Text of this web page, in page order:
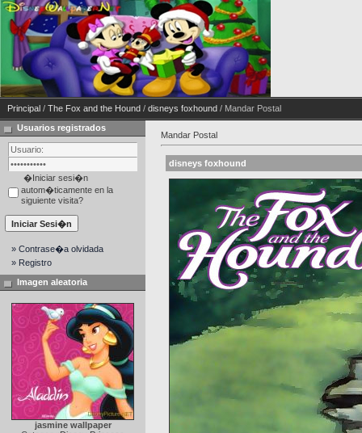
Principal / The Fox and the Hound / disneys foxhound / Mandar Postal
Usuarios registrados
�Iniciar sesi�n
autom�ticamente en la
siguiente visita?
» Contrase�a olvidada
» Registro
Imagen aleatoria
jasmine wallpaper
Mandar Postal
disneys foxhound